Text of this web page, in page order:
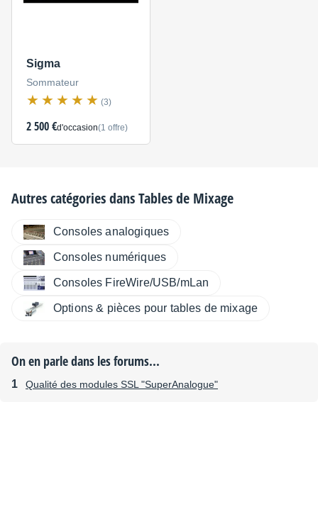
Sigma
Sommateur
(3)
2 500 €d'occasion(1 offre)
Autres catégories dansTables de Mixage
Consoles analogiques
Consoles numériques
Consoles FireWire/USB/mLan
Options & pièces pour tables de mixage
On en parle dans les forums...
Qualité des modules SSL "SuperAnalogue"